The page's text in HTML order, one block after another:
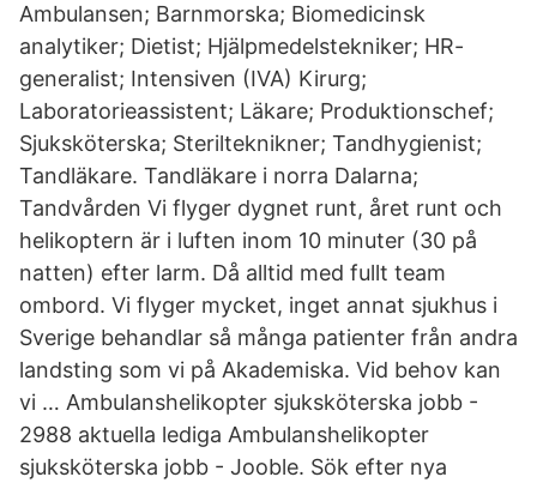
Ambulansen; Barnmorska; Biomedicinsk
analytiker; Dietist; Hjälpmedelstekniker; HR-
generalist; Intensiven (IVA) Kirurg;
Laboratorieassistent; Läkare; Produktionschef;
Sjuksköterska; Sterilteknikner; Tandhygienist;
Tandläkare. Tandläkare i norra Dalarna;
Tandvården Vi flyger dygnet runt, året runt och
helikoptern är i luften inom 10 minuter (30 på
natten) efter larm. Då alltid med fullt team
ombord. Vi flyger mycket, inget annat sjukhus i
Sverige behandlar så många patienter från andra
landsting som vi på Akademiska. Vid behov kan
vi … Ambulanshelikopter sjuksköterska jobb -
2988 aktuella lediga Ambulanshelikopter
sjuksköterska jobb - Jooble. Sök efter nya